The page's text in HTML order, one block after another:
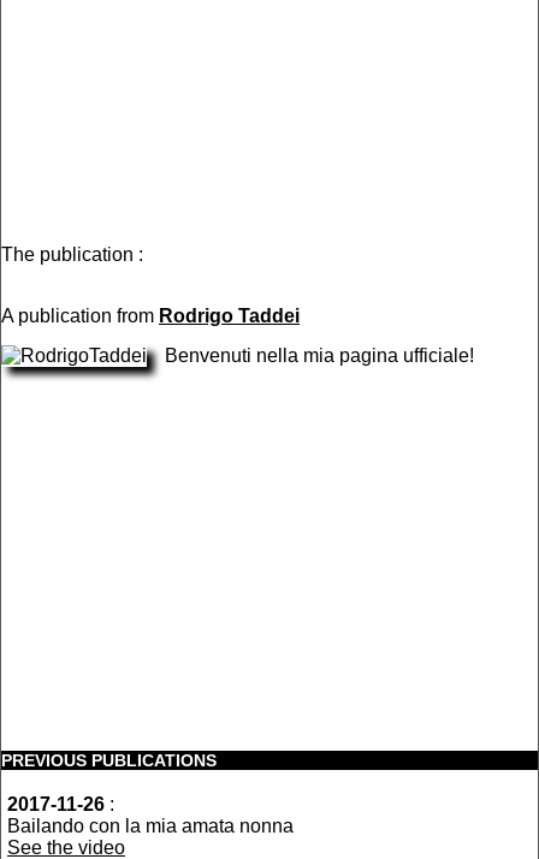
The publication :
A publication from Rodrigo Taddei
Benvenuti nella mia pagina ufficiale!
PREVIOUS PUBLICATIONS
2017-11-26 :
Bailando con la mia amata nonna
See the video